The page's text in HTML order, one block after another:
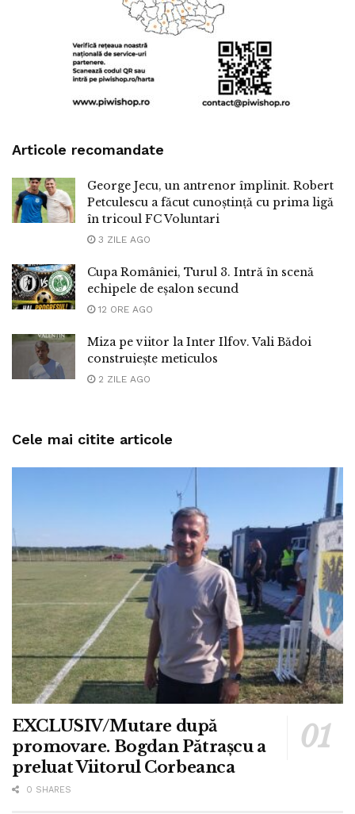
Articole recomandate
George Jecu, un antrenor împlinit. Robert
Petculescu a făcut cunoștință cu prima ligă
în tricoul FC Voluntari
3 ZILE AGO
Cupa României, Turul 3. Intră în scenă
echipele de eșalon secund
12 ORE AGO
Miza pe viitor la Inter Ilfov. Vali Bădoi
construiește meticulos
2 ZILE AGO
Cele mai citite articole
EXCLUSIV/Mutare după
promovare. Bogdan Pătrașcu a
preluat Viitorul Corbeanca
0 SHARES